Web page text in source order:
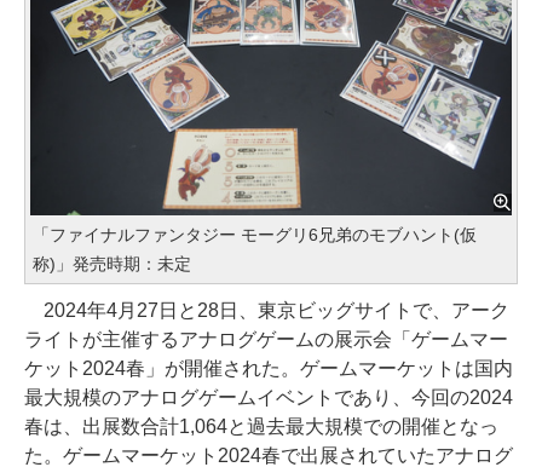
「ファイナルファンタジー モーグリ6兄弟のモブハント(仮
称)」発売時期：未定
2024年4月27日と28日、東京ビッグサイトで、アーク
ライトが主催するアナログゲームの展示会「ゲームマー
ケット2024春」が開催された。ゲームマーケットは国内
最大規模のアナログゲームイベントであり、今回の2024
春は、出展数合計1,064と過去最大規模での開催となっ
た。ゲームマーケット2024春で出展されていたアナログ